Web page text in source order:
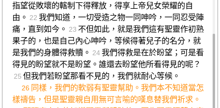
指望從敗壞的轄制下得釋放，得享上帝兒女榮耀的自
由。 22 我們知道，一切受造之物一同呻吟，一同忍受陣
痛，直到如今。 23 不但如此，就是我們這有聖靈作初熟
果子的，也是自己內心呻吟，等候得著兒子的名分，就
是我們的身體得救贖。 24我們得救是在於盼望；可是看
得見的盼望就不是盼望。誰還去盼望他所看得見的呢？
25 但我們若盼望那看不見的，我們就耐心等候。
26 同樣，我們的軟弱有聖靈幫助。我們本不知道當怎
樣禱告，但是聖靈親自用無可言喻的嘆息替我們祈求。